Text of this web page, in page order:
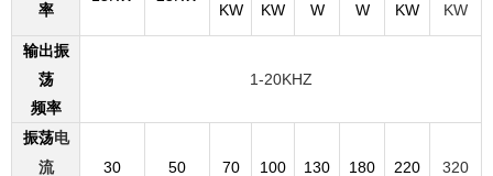
率
KW
KW
W
W
KW
KW
输出振
荡
频率
1-20KHZ
振荡电
流
30 50 70 100 130 180 220 320